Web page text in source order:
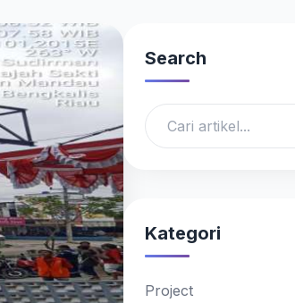
Search
Kategori
Project